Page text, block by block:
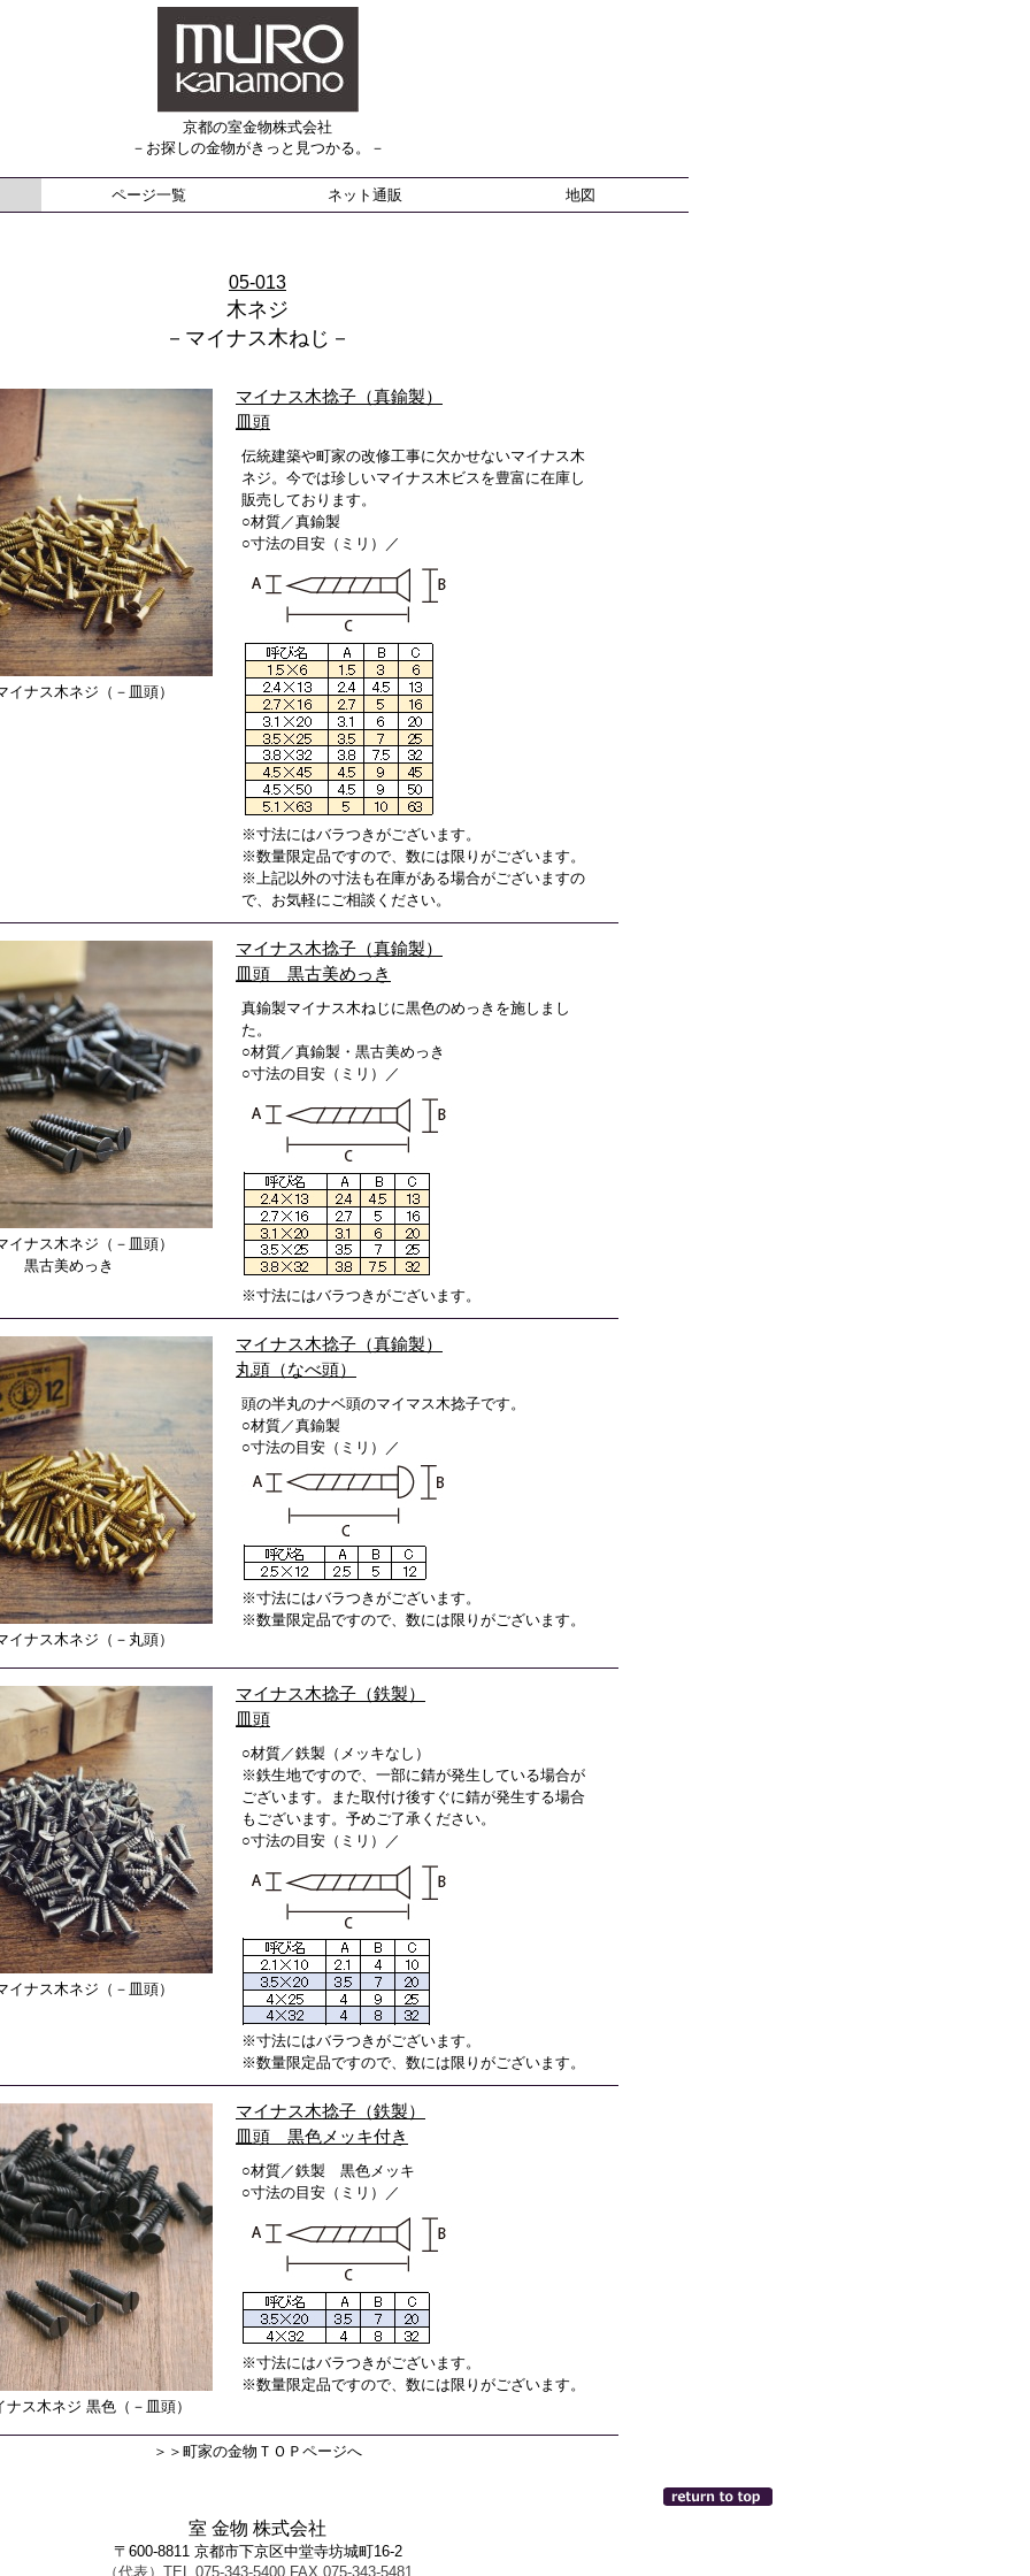
京都の室金物株式会社
－お探しの金物がきっと見つかる。－
ページ一覧 ネット通販 地図
05-013
木ネジ
－マイナス木ねじ－
イナス木ネジ（－皿頭）
マイナス木捻子（真鍮製）
皿頭
伝統建築や町家の改修工事に欠かせないマイナス木
ネジ。今では珍しいマイナス木ビスを豊富に在庫し
販売しております。
○材質／真鍮製
○寸法の目安（ミリ）／
※寸法にはバラつきがございます。
※数量限定品ですので、数には限りがございます。
※上記以外の寸法も在庫がある場合がございますの
で、お気軽にご相談ください。
イナス木ネジ（－皿頭）
黒古美めっき
マイナス木捻子（真鍮製）
皿頭 黒古美めっき
真鍮製マイナス木ねじに黒色のめっきを施しまし
た。
○材質／真鍮製・黒古美めっき
○寸法の目安（ミリ）／
※寸法にはバラつきがございます。
イナス木ネジ（－丸頭）
マイナス木捻子（真鍮製）
丸頭（なべ頭）
頭の半丸のナベ頭のマイマス木捻子です。
○材質／真鍮製
○寸法の目安（ミリ）／
※寸法にはバラつきがございます。
※数量限定品ですので、数には限りがございます。
イナス木ネジ（－皿頭）
マイナス木捻子（鉄製）
皿頭
○材質／鉄製（メッキなし）
※鉄生地ですので、一部に錆が発生している場合が
ございます。また取付け後すぐに錆が発生する場合
もございます。予めご了承ください。
○寸法の目安（ミリ）／
※寸法にはバラつきがございます。
※数量限定品ですので、数には限りがございます。
ナス木ネジ 黒色（－皿頭）
マイナス木捻子（鉄製）
皿頭 黒色メッキ付き
○材質／鉄製 黒色メッキ
○寸法の目安（ミリ）／
※寸法にはバラつきがございます。
※数量限定品ですので、数には限りがございます。
＞＞町家の金物ＴＯＰページへ
室 金物 株式会社
〒600-8811 京都市下京区中堂寺坊城町16-2
（代表）TEL.075-343-5400 FAX.075-343-5481